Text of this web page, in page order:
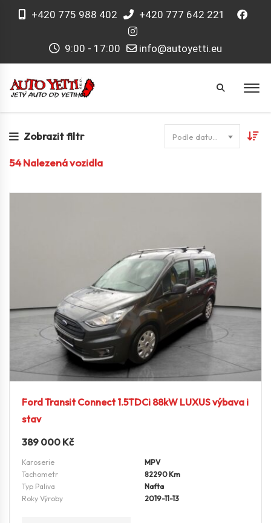
+420 775 988 402 +420 777 642 221
9:00 - 17:00 info@autoyetti.eu
Zobrazit filtr
54Nalezená vozidla
Ford Transit Connect 1.5TDCi 88kW LUXUS výbava i
stav
389 000 Kč
Karoserie
MPV
Tachometr
82290 Km
Typ Paliva
Nafta
Roky Výroby
2019-11-13